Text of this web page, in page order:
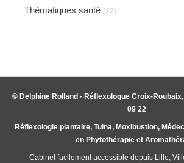
Thèmatiques santé (22)
© Delphine Rolland - Réflexologue Croix-
09 22
Réflexologie plantaire, Tuina, Moxibustion,
en Phytothérapie et
Cabinet facilement accessible depuis Lille,